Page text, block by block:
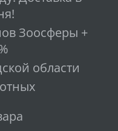
Зоосферы +
области